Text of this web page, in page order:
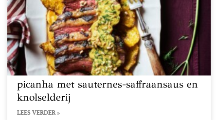
picanha met sauternes-saffraansaus en
knolselderij
LEES VERDER »